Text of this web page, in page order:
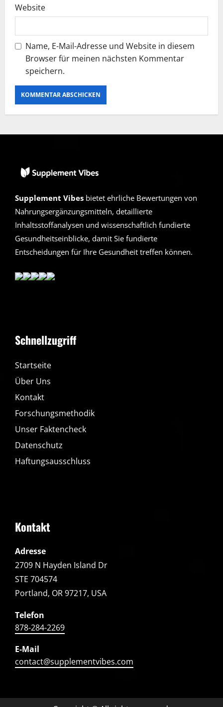
Website
Name, E-Mail-Adresse und Website in diesem
Browser für meinen nächsten Kommentar
speichern.
Supplement Vibes bietet ehrliche Bewertungen von
Nahrungsergänzungsmitteln, detaillierte
Inhaltsstoffanalysen und wissenschaftlich fundierte
Gesundheitseinblicke, damit Sie fundierte
Entscheidungen für Ihre Gesundheit treffen können.
Schnellzugriff
Startseite
Über Uns
Kontakt
Forschungsmethodik
Unser Faktencheck
Datenschutz
Haftungsausschluss
Kontakt
Adresse
2709 N Hayden Island Dr
STE 704574
Portland, OR 97217, USA
Telefon
878-284-2269
E-Mail
contact@supplementvibes.com